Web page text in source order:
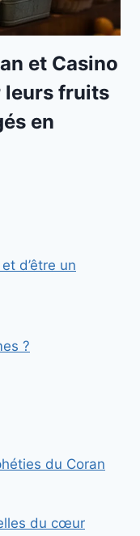
et Casino
leurs fruits
en
d’être un
?
du Coran
du cœur